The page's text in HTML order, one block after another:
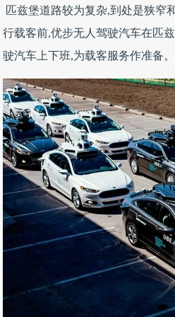
匹兹堡道路较为复杂,到处是狭窄
行载客前,优步无人驾驶汽车在匹
驶汽车上下班,为载客服务作准备。